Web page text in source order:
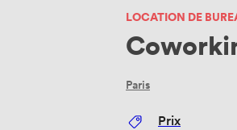
LOCATION DE
Paris
Prix